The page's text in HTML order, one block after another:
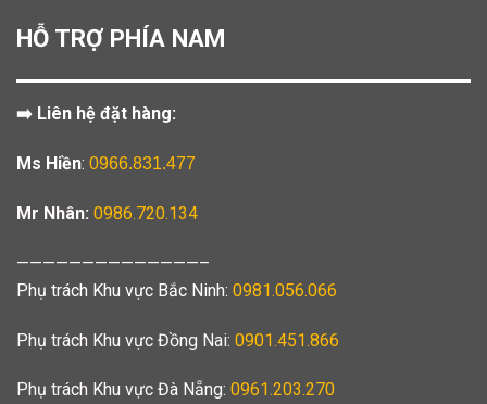
HỖ TRỢ PHÍA NAM
➡️ Liên hệ đặt hàng:
Ms Hiền: 0966.831.477
Mr Nhân: 0986.720.134
——————————————–
Phụ trách Khu vực Bắc Ninh: 0981.056.066
Phụ trách Khu vực Đồng Nai: 0901.451.866
Phụ trách Khu vực Đà Nẵng: 0961.203.270